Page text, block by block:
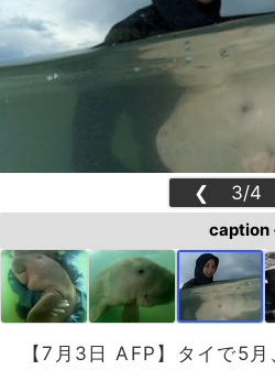
❮ 3/4
caption
【7月3日 AFP】タイで5